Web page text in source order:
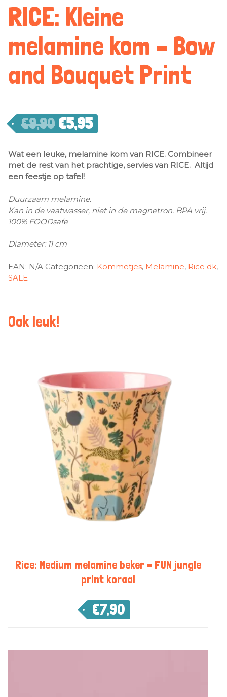
RICE: Kleine
melamine kom – Bow
and Bouquet Print
€9,90 €5,95
Wat een leuke, melamine kom van RICE. Combineer
met de rest van het prachtige, servies van RICE. Altijd
een feestje op tafel!
Duurzaam melamine.
Kan in de vaatwasser, niet in de magnetron. BPA vrij.
100% FOODsafe
Diameter: 11 cm
EAN: N/A Categorieën: Kommetjes, Melamine, Rice dk,
SALE
Ook leuk!
Rice: Medium melamine beker – FUN jungle
print koraal
€7,90